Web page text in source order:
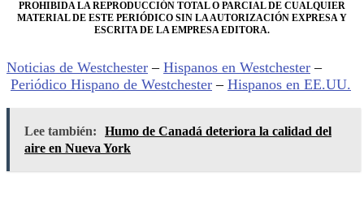
PROHIBIDA LA REPRODUCCIÓN TOTAL O PARCIAL DE CUALQUIER
MATERIAL DE ESTE PERIÓDICO SIN LA AUTORIZACIÓN EXPRESA Y
ESCRITA DE LA EMPRESA EDITORA.
Noticias de Westchester – Hispanos en Westchester –
Periódico Hispano de Westchester – Hispanos en EE.UU.
Lee también:
Humo de Canadá deteriora la calidad del
aire en Nueva York